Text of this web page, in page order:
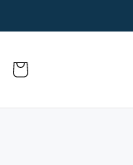
Cart